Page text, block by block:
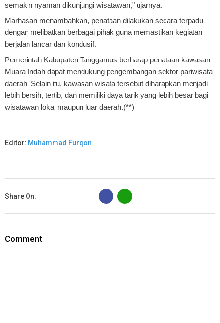
semakin nyaman dikunjungi wisatawan," ujarnya.
Marhasan menambahkan, penataan dilakukan secara terpadu
dengan melibatkan berbagai pihak guna memastikan kegiatan
berjalan lancar dan kondusif.
Pemerintah Kabupaten Tanggamus berharap penataan kawasan
Muara Indah dapat mendukung pengembangan sektor pariwisata
daerah. Selain itu, kawasan wisata tersebut diharapkan menjadi
lebih bersih, tertib, dan memiliki daya tarik yang lebih besar bagi
wisatawan lokal maupun luar daerah.(**)
Editor: Muhammad Furqon
Share On:
B
Comment